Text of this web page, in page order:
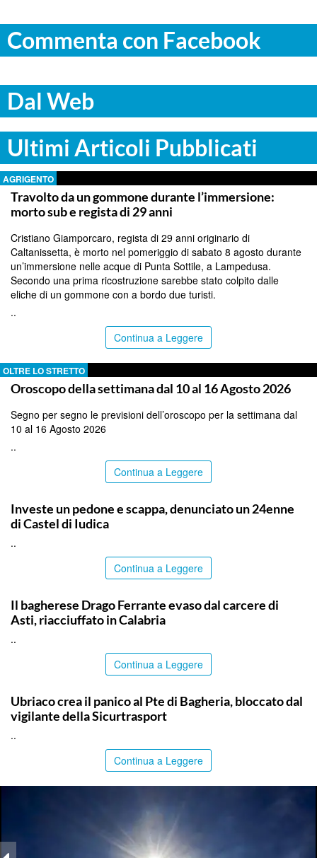
Commenta con Facebook
Dal Web
Ultimi Articoli Pubblicati
AGRIGENTO
Travolto da un gommone durante l’immersione:
morto sub e regista di 29 anni
Cristiano Giamporcaro, regista di 29 anni originario di
Caltanissetta, è morto nel pomeriggio di sabato 8 agosto durante
un’immersione nelle acque di Punta Sottile, a Lampedusa.
Secondo una prima ricostruzione sarebbe stato colpito dalle
eliche di un gommone con a bordo due turisti.
..
Continua a Leggere
OLTRE LO STRETTO
Oroscopo della settimana dal 10 al 16 Agosto 2026
Segno per segno le previsioni dell’oroscopo per la settimana dal
10 al 16 Agosto 2026
..
Continua a Leggere
Investe un pedone e scappa, denunciato un 24enne
di Castel di Iudica
..
Continua a Leggere
Il bagherese Drago Ferrante evaso dal carcere di
Asti, riacciuffato in Calabria
..
Continua a Leggere
Ubriaco crea il panico al Pte di Bagheria, bloccato dal
vigilante della Sicurtrasport
..
Continua a Leggere